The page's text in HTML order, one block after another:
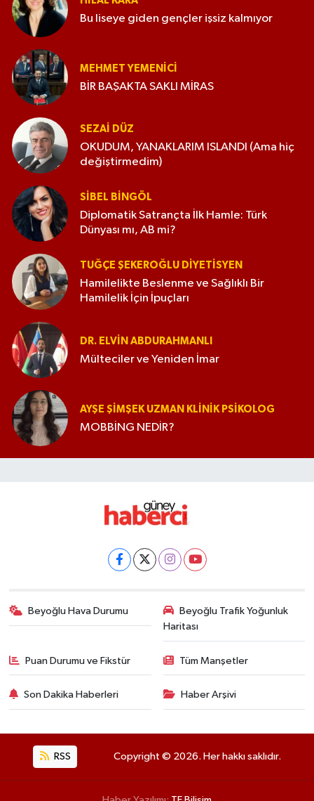
Bu liseye giden gençler işsiz kalmıyor
MEHMET YEMENICI
BİR BAŞAKTA SAKLI MİRAS
SEZAI DÜZ
OKUDUM, YANAKLARIM ISLANDI (Ama hiç
değiştirmedim)
SIBEL BINGÖL
Diplomatik Satrançta İlk Hamle: Türk
Dünyası mı, AB mi?
TUĞÇE ŞEKEROĞLU DIYETISYEN
Hamilelikte Beslenme ve Sağlıklı Bir
Hamilelik İçin İpuçları
DR. ELVIN ABDURAHMANLI
Mülteciler ve Yeniden İmar
AYŞE ŞIMŞEK UZMAN KLINIK PSIKOLOG
MOBBİNG NEDİR?
Beyoğlu Hava Durumu
Beyoğlu Trafik Yoğunluk
Haritası
Puan Durumu ve Fikstür Tüm Manşetler
Son Dakika Haberleri Haber Arşivi
RSS Copyright © 2026. Her hakkı saklıdır.